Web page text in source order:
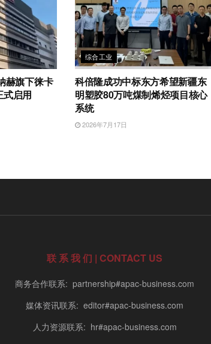
赫旗下徕卡
式启用
综合工业
科倍隆成功中标东方希望新疆东
明塑胶80万吨煤制烯烃项目核心
系统
2026年7月17日
联 系 我 们 | CONTACT US
商务合作联系: partnership#apac-business.com
媒体资讯联系: editor#apac-business.com
人力资源联系: hr#apac-business.com